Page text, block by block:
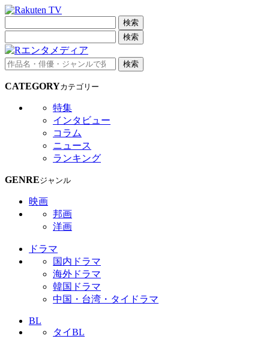
検索
検索
検索
CATEGORYカテゴリー
特集
インタビュー
コラム
ニュース
ランキング
GENREジャンル
映画
邦画
洋画
ドラマ
国内ドラマ
海外ドラマ
韓国ドラマ
中国・台湾・タイドラマ
BL
タイBL